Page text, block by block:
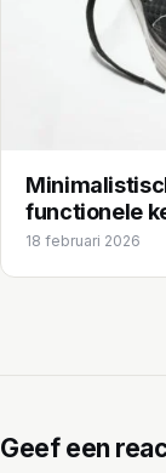
functionele
18 februari 2026
Geef een